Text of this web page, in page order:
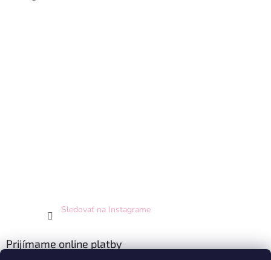
Sledovať na Instagrame
Prijímame online platby